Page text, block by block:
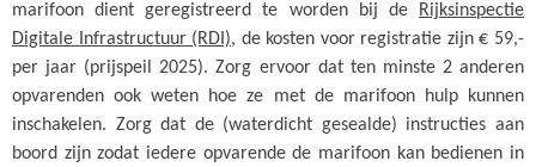
marifoon dient geregistreerd te worden bij de
Rijksinspectie
Digitale Infrastructuur (RDI), de kosten voor registratie zijn € 59,-
per jaar (prijspeil 2025). Zorg ervoor dat ten minste 2 anderen
opvarenden ook weten hoe ze met de marifoon hulp kunnen
inschakelen. Zorg dat de (waterdicht gesealde) instructies aan
boord zijn zodat iedere opvarende de marifoon kan bedienen in